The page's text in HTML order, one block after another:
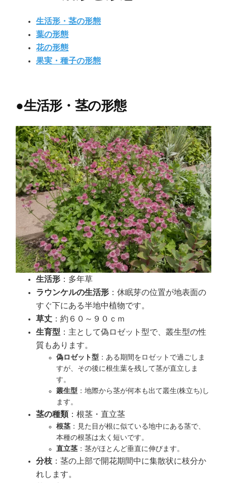
生活形・茎の形態
葉の形態
花の形態
果実・種子の形態
●生活形・茎の形態
生活形 ：多年草
ラウンケルの生活形 ：休眠芽の位置が地表面の
すぐ下にある半地中植物です。
草丈 ：約６０～９０ｃｍ
生育型 ：主として偽ロゼット型で、叢生型の性
質もあります。
偽ロゼット型 ：ある期間をロゼットで過ごしま
すが、その後に根生葉を残して茎が直立しま
す。
叢生型 ：地際から茎が何本も出て叢生(株立ち)し
ます。
茎の種類 ：根茎・直立茎
根茎 ：見た目が根に似ている地中にある茎で、
本種の根茎は太く短いです。
直立茎 ：茎がほとんど垂直に伸びます。
分枝 ：茎の上部で開花期間中に集散状に枝分か
れします。